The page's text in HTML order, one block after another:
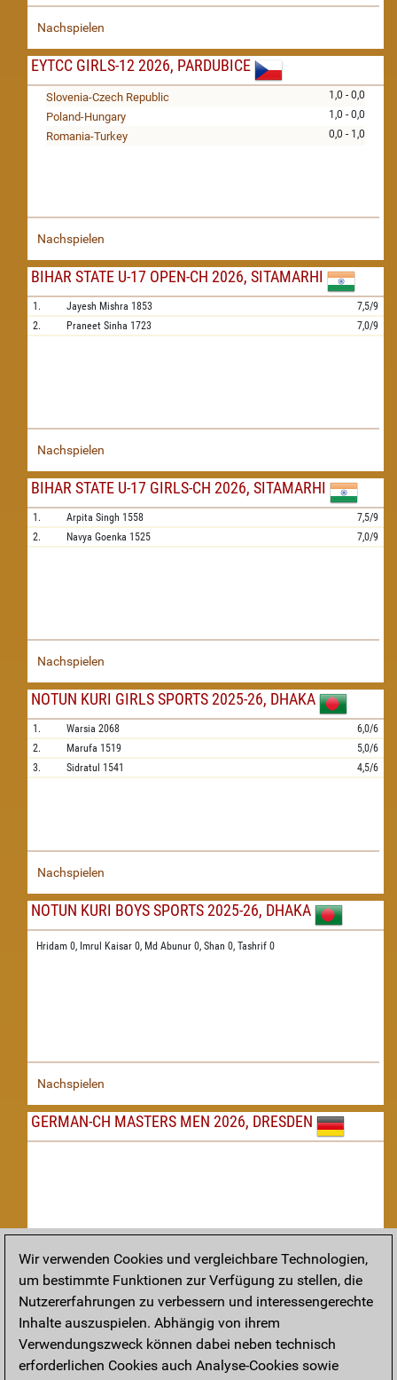
Nachspielen
EYTCC GIRLS-12 2026, PARDUBICE
1,0 - 0,0
Slovenia-Czech Republic
1,0 - 0,0
Poland-Hungary
0,0 - 1,0
Romania-Turkey
Nachspielen
BIHAR STATE U-17 OPEN-CH 2026, SITAMARHI
1. Jayesh Mishra 1853
7,5/9
2.
Praneet Sinha 1723 7,0/9
Nachspielen
BIHAR STATE U-17 GIRLS-CH 2026, SITAMARHI
1. Arpita Singh 1558
7,5/9
2.
Navya Goenka 1525 7,0/9
Nachspielen
NOTUN KURI GIRLS SPORTS 2025-26, DHAKA
1. Warsia 2068
6,0/6
2.
Marufa 1519
5,0/6
3.
Sidratul 1541 4,5/6
Nachspielen
NOTUN KURI BOYS SPORTS 2025-26, DHAKA
Hridam 0, Imrul Kaisar 0, Md Abunur 0, Shan 0, Tashrif 0
Nachspielen
GERMAN-CH MASTERS MEN 2026, DRESDEN
Nachspielen
TAKTIK
Taktikstellungen aus den heutigen Partien
Wir verwenden Cookies und vergleichbare Technologien,
um bestimmte Funktionen zur Verfügung zu stellen, die
Nutzererfahrungen zu verbessern und interessengerechte
Inhalte auszuspielen. Abhängig von ihrem
Verwendungszweck können dabei neben technisch
erforderlichen Cookies auch Analyse-Cookies sowie